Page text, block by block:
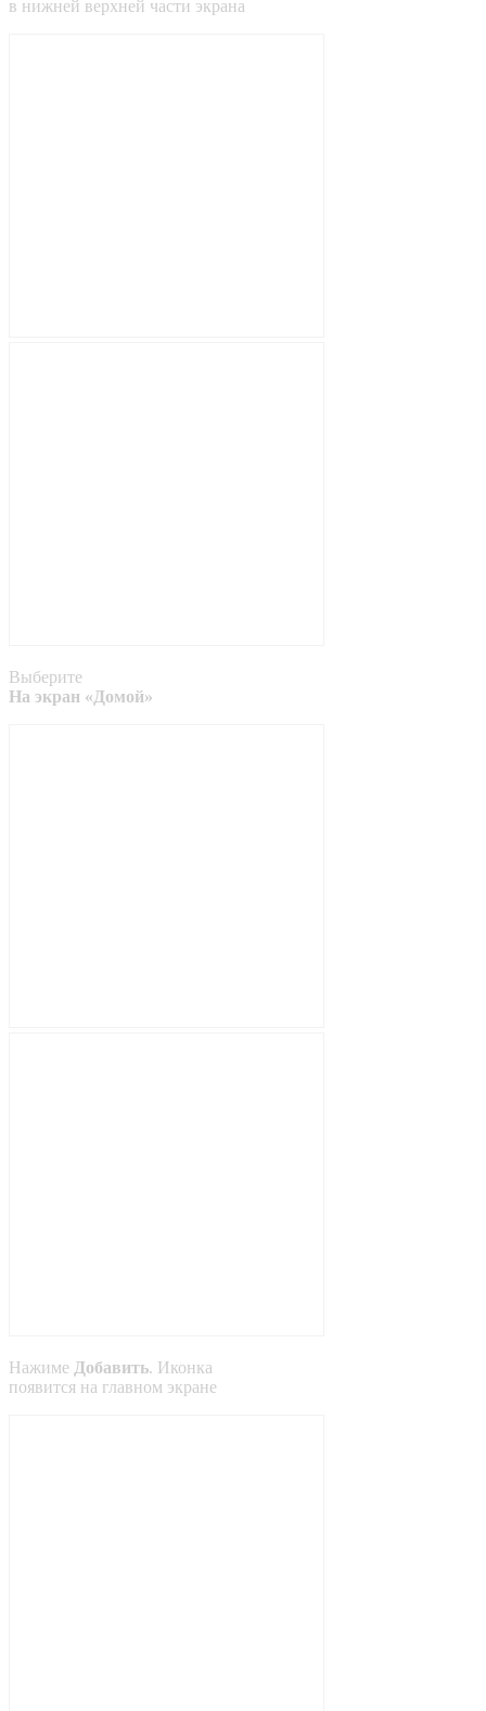
в нижней верхней части экрана
Выберите
На экран «Домой»
Нажиме Добавить. Иконка
появится на главном экране